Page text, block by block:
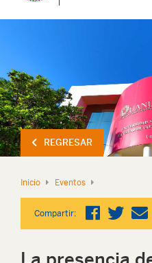
REGRESAR
Inicio Eventos
Compartir: